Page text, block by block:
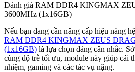
Đánh giá RAM DDR4 KINGMAX
3600MHz (1x16GB)
Nếu bạn đang cần nâng cấp hiệu năng
RAM DDR4 KINGMAX ZEUS
(1x16GB) là lựa chọn đáng cân nhắc.
cùng độ trễ tối ưu, module này giúp cải
nhiệm, gaming và các tác vụ nặng.